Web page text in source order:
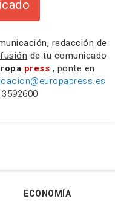
redacción de
de tu comunicado
press , ponte en
ECONOMÍA